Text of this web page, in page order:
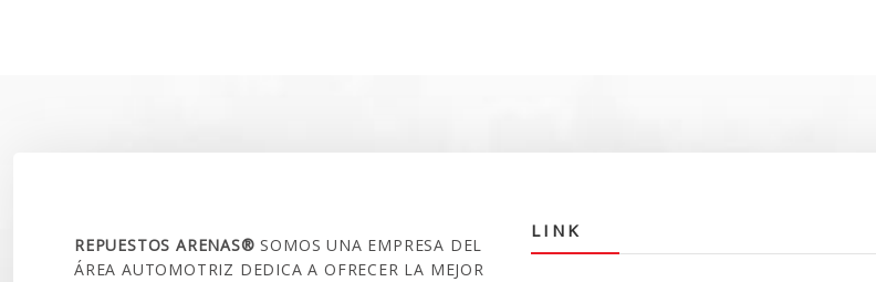
REPUESTOS ARENAS®SOMOS UNA EMPRESA DEL
ÁREA AUTOMOTRIZ DEDICA A OFRECER LA MEJOR
LINK